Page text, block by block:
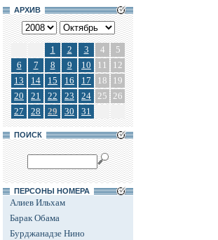
АРХИВ
1 2 3 4
5
6
7 8 9 10 11
12
13
14 15 16 17 18
19
20
21 22 23 24 25 26
27
28 29 30 31
ПОИСК
ПЕРСОНЫ НОМЕРА
Алиев Ильхам
Барак Обама
Бурджанадзе Нино